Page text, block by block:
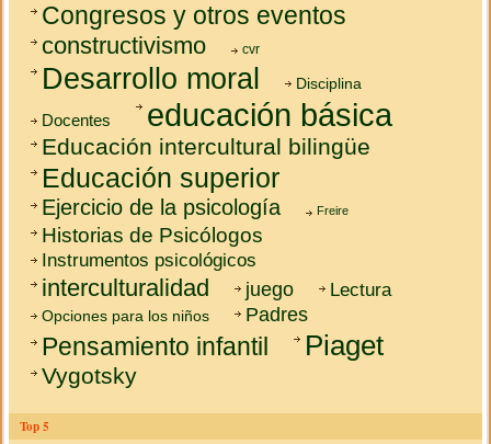
Congresos y otros eventos
constructivismo cvr
Desarrollo moral Disciplina
Docentes educación básica
Educación intercultural bilingüe
Educación superior
Ejercicio de la psicología Freire
Historias de Psicólogos
Instrumentos psicológicos
interculturalidad juego Lectura
Opciones para los niños Padres
Pensamiento infantil Piaget
Vygotsky
Top 5